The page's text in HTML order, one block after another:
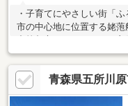
・子育てにやさしい街「
市の中心地に位置する姥萢
かけに便利です。・全80
ゆとりある敷地・二方道
【通学】栄小学校まで約
1600m/五所川原こども園
青森県五所川